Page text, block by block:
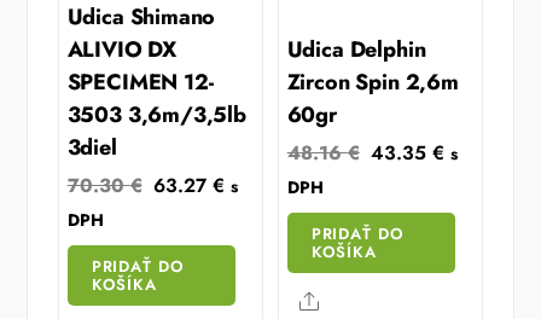
Udica Shimano
ALIVIO DX
SPECIMEN 12-
3503 3,6m/3,5lb
3diel
70.30€ Original
was:
70.30 €.
63.27€ Current
is:
63.27 €.
s
DPH
PRIDAŤ DO
KOŠÍKA
Udica Delphin
Zircon Spin 2,6m
60gr
48.16€ Original
was:
48.16 €.
43.35€ Current
is:
s
DPH
PRIDAŤ DO
KOŠÍKA
Share